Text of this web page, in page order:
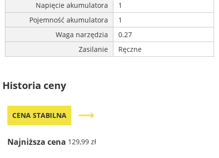
Napięcie akumulatora
1
Pojemność akumulatora
1
Waga narzędzia
0.27
Zasilanie
Ręczne
Historia ceny
CENA STABILNA trending_flat
Najniższa cena 129,99 zł